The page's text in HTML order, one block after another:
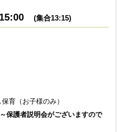
15:00 (集合13:15)
育（お子様のみ）
保護者説明会がございますので